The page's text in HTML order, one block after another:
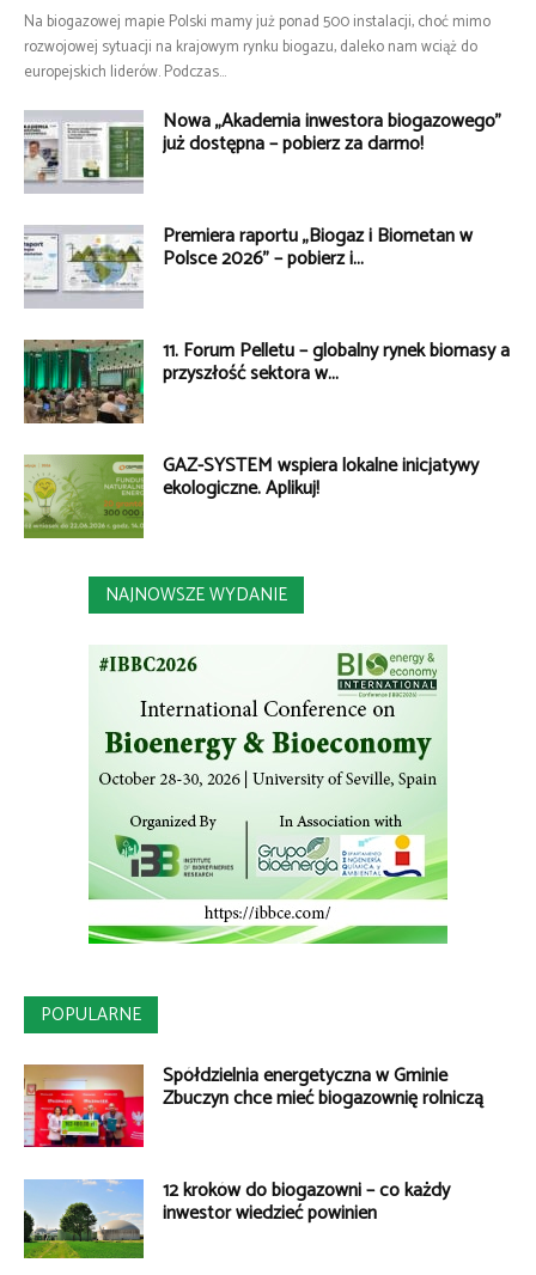
Na biogazowej mapie Polski mamy już ponad 500 instalacji, choć mimo
rozwojowej sytuacji na krajowym rynku biogazu, daleko nam wciąż do
europejskich liderów. Podczas...
Nowa „Akademia inwestora biogazowego”
już dostępna – pobierz za darmo!
Premiera raportu „Biogaz i Biometan w
Polsce 2026” – pobierz i...
11. Forum Pelletu – globalny rynek biomasy a
przyszłość sektora w...
GAZ-SYSTEM wspiera lokalne inicjatywy
ekologiczne. Aplikuj!
NAJNOWSZE WYDANIE
POPULARNE
Spółdzielnia energetyczna w Gminie
Zbuczyn chce mieć biogazownię rolniczą
12 kroków do biogazowni – co każdy
inwestor wiedzieć powinien